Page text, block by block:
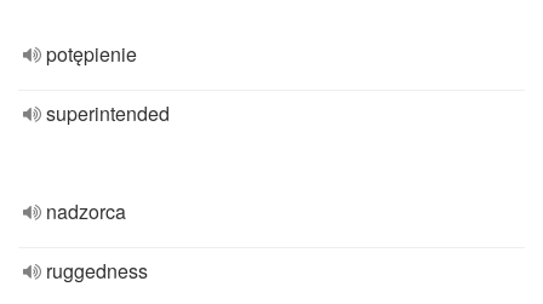
potępienie
superintended
nadzorca
ruggedness